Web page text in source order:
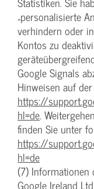
„personalisierte
verhindern oder
Kontos zu
Google Signals
Hinweisen auf
https://
hl=de.
finden Sie unter
https://
hl=de
(7) Informationen
Google Ireland